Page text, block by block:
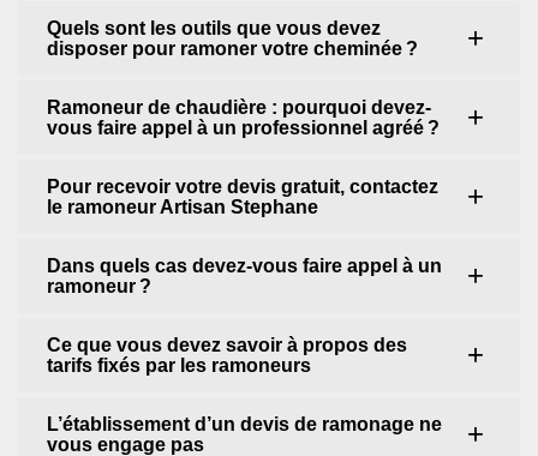
Quels sont les outils que vous devez
disposer pour ramoner votre cheminée ?
Ramoneur de chaudière : pourquoi devez-
vous faire appel à un professionnel agréé ?
Pour recevoir votre devis gratuit, contactez
le ramoneur Artisan Stephane
Dans quels cas devez-vous faire appel à un
ramoneur ?
Ce que vous devez savoir à propos des
tarifs fixés par les ramoneurs
L’établissement d’un devis de ramonage ne
vous engage pas